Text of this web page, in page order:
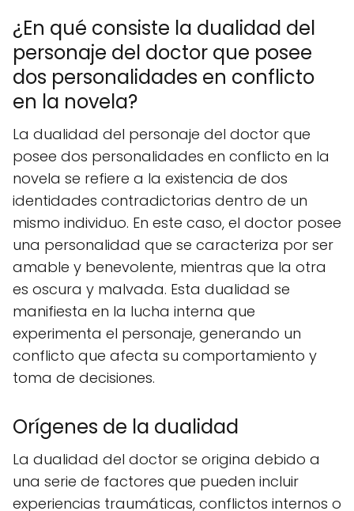
¿En qué consiste la dualidad del
personaje del doctor que posee
dos personalidades en conflicto
en la novela?
La dualidad del personaje del doctor que
posee dos personalidades en conflicto en la
novela se refiere a la existencia de dos
identidades contradictorias dentro de un
mismo individuo. En este caso, el doctor posee
una personalidad que se caracteriza por ser
amable y benevolente, mientras que la otra
es oscura y malvada. Esta dualidad se
manifiesta en la lucha interna que
experimenta el personaje, generando un
conflicto que afecta su comportamiento y
toma de decisiones.
Orígenes de la dualidad
La dualidad del doctor se origina debido a
una serie de factores que pueden incluir
experiencias traumáticas, conflictos internos o